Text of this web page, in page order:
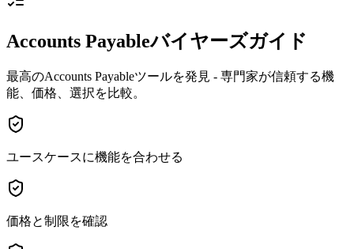
Accounts Payableバイヤーズガイド
最高のAccounts Payableツールを発見 - 専門家が信頼する機
能、価格、選択を比較。
ユースケースに機能を合わせる
価格と制限を確認